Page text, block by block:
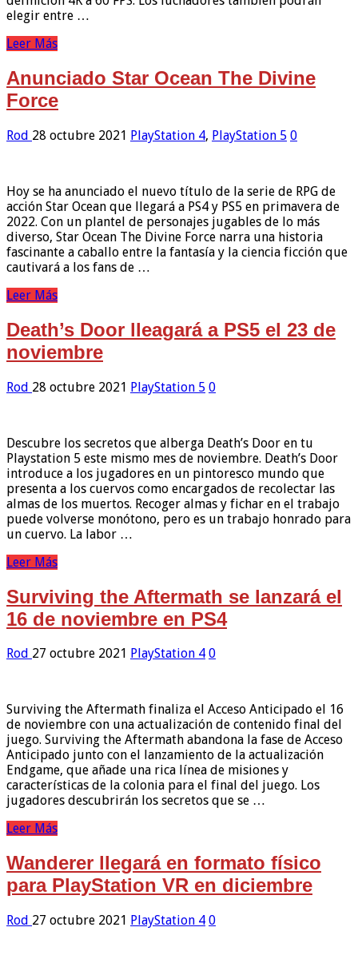
elegir entre …
Leer Más
Anunciado Star Ocean The Divine
Force
Rod 28 octubre 2021 PlayStation 4, PlayStation 5 0
Hoy se ha anunciado el nuevo título de la serie de RPG de
acción Star Ocean que llegará a PS4 y PS5 en primavera de
2022. Con un plantel de personajes jugables de lo más
diverso, Star Ocean The Divine Force narra una historia
fascinante a caballo entre la fantasía y la ciencia ficción que
cautivará a los fans de …
Leer Más
Death’s Door lleagará a PS5 el 23 de
noviembre
Rod 28 octubre 2021 PlayStation 5 0
Descubre los secretos que alberga Death’s Door en tu
Playstation 5 este mismo mes de noviembre. Death’s Door
introduce a los jugadores en un pintoresco mundo que
presenta a los cuervos como encargados de recolectar las
almas de los muertos. Recoger almas y fichar en el trabajo
puede volverse monótono, pero es un trabajo honrado para
un cuervo. La labor …
Leer Más
Surviving the Aftermath se lanzará el
16 de noviembre en PS4
Rod 27 octubre 2021 PlayStation 4 0
Surviving the Aftermath finaliza el Acceso Anticipado el 16
de noviembre con una actualización de contenido final del
juego. Surviving the Aftermath abandona la fase de Acceso
Anticipado junto con el lanzamiento de la actualización
Endgame, que añade una rica línea de misiones y
características de la colonia para el final del juego. Los
jugadores descubrirán los secretos que se …
Leer Más
Wanderer llegará en formato físico
para PlayStation VR en diciembre
Rod 27 octubre 2021 PlayStation 4 0